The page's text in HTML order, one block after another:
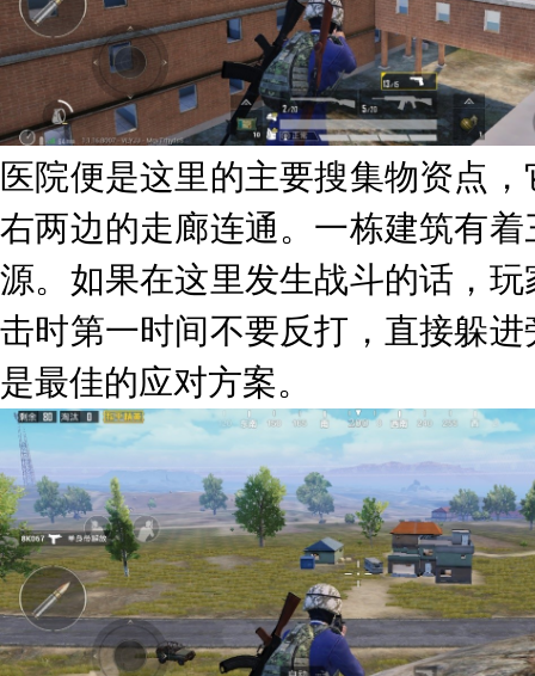
医院便是这里的主要搜集物资点
右两边的走廊连通。一栋建筑有
源。如果在这里发生战斗的话，
击时第一时间不要反打，直接躲
是最佳的应对方案。